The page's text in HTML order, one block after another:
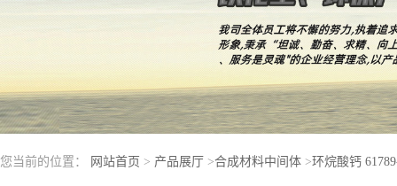
您当前的位置： 网站首页 > 产品展厅 >合成材料中间体 >环烷酸钙